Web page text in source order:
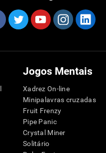
Jogos Mentais
Xadrez On-line
Minipalavras cruzadas
Fruit Frenzy
Pipe Panic
Crystal Miner
Solitário